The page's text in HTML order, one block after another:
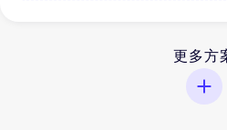
更多方